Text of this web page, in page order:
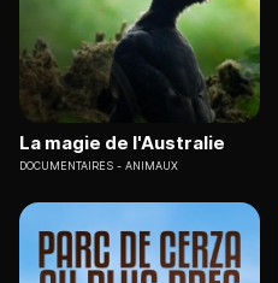
La magie de l'Australie
DOCUMENTAIRES ANIMAUX